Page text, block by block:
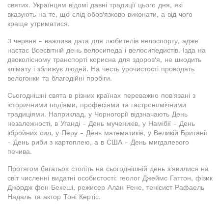
святих. Українцям відомі давні традиції цього дня, які
вказують на те, що слід обов'язково виконати, а від чого
краще утриматися.
3 червня - важлива дата для любителів велоспорту, адже
настає Всесвітній день велосипеда і велосипедистів. Їзда на
двоколісному транспорті корисна для здоров'я, не шкодить
клімату і зближує людей. На честь урочистості проводять
велогонки та благодійні пробіги.
Сьогоднішні свята в різних країнах переважно пов'язані з
історичними подіями, професіями та гастрономічними
традиціями. Наприклад, у Чорногорії відзначають День
незалежності, в Уганді - День мучеників, у Намібії - День
збройних сил, у Перу - День математиків, у Великій Британії
- День риби з картоплею, а в США - День мигдалевого
печива.
Протягом багатьох століть на сьогоднішній день з'явилися на
світ численні видатні особистості: геолог Джеймс Гаттон, фізик
Джордж фон Бекеші, режисер Алан Рене, тенісист Рафаель
Надаль та актор Тоні Кертіс.